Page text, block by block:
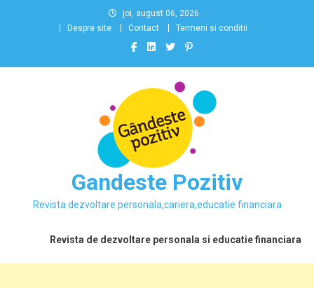
joi, august 06, 2026
Despre site
Contact Termeni si conditii
Gandeste Pozitiv
Revista dezvoltare personala,cariera,educatie financiara
Revista de dezvoltare personala si educatie financiara